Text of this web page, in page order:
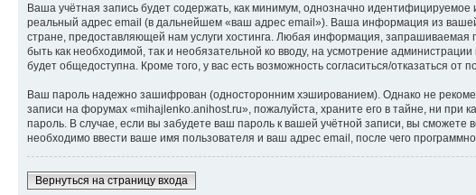
Ваша учётная запись будет содержать, как минимум, однозначно
реальный адрес email (в дальнейшем «ваш адрес email»). Ваша информация из
стране, предоставляющей нам услуги хостинга. Любая информация,
быть как необходимой, так и необязательной ко вводу, на усмотрение
будет общедоступна. Кроме того, у вас есть возможность согласиться/отказаться
Ваш пароль надежно зашифрован (односторонним хэшированием). Однако не
записи на форумах «mihajlenko.anihost.ru», пожалуйста, храните его в тайне, ни при
пароль. В случае, если вы забудете ваш пароль к вашей учётной записи, вы
необходимо ввести ваше имя пользователя и ваш адрес email, после чего
Вернуться на страницу входа